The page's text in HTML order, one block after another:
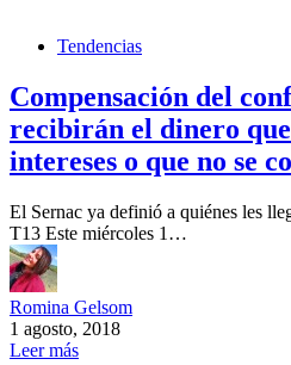
Tendencias
Compensación del
recibirán el dinero
intereses o que no se
El Sernac ya definió a quiénes les
T13 Este miércoles 1…
Romina Gelsom
1 agosto, 2018
Leer más